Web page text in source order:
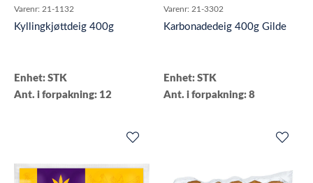
Varenr: 21-1132
Kyllingkjøttdeig 400g
Enhet: STK
Ant. i forpakning: 12
Varenr: 21-3302
Karbonadedeig 400g Gilde
Enhet: STK
Ant. i forpakning: 8